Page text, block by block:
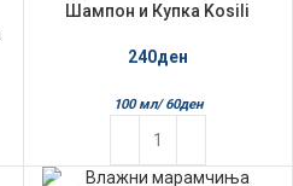
Шампон и Купка Kosili
240ден
100 мл/ 60ден